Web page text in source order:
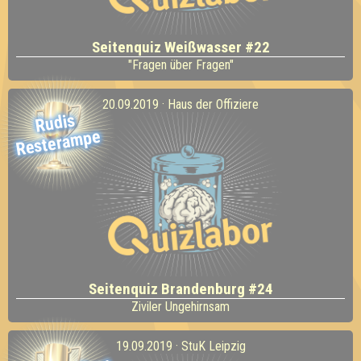
Seitenquiz Weißwasser #22
"Fragen über Fragen"
Rudis
Restera
mpe
20.09.2019 · Haus der Offiziere
Seitenquiz Brandenburg #24
Ziviler Ungehirnsam
19.09.2019 · StuK Leipzig